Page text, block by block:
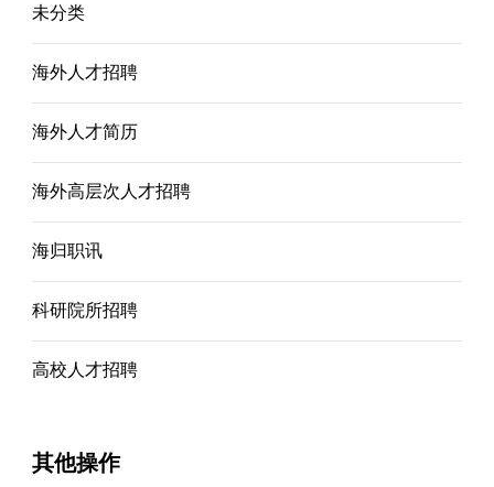
未分类
海外人才招聘
海外人才简历
海外高层次人才招聘
海归职讯
科研院所招聘
高校人才招聘
其他操作